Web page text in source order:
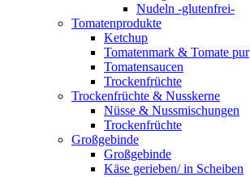
Nudeln -glutenfrei-
Tomatenprodukte
Ketchup
Tomatenmark & Tomate pur
Tomatensaucen
Trockenfrüchte
Trockenfrüchte & Nusskerne
Nüsse & Nussmischungen
Trockenfrüchte
Großgebinde
Großgebinde
Käse gerieben/ in Scheiben